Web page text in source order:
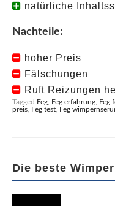
natürliche
Nachteile:
hoher Preis
Fälschungen
Ruft Reizungen
Tagged Feg Feg erfahrung Feg
preis Feg test Feg
Die beste